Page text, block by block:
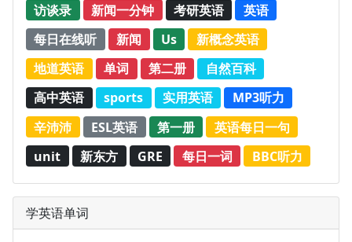
访谈录
新闻一分钟 考研英语
英语
每日在线听
新闻 Us
新概念英语
地道英语
单词 第二册
自然百科
高中英语
sports 实用英语
MP3听力
辛沛沛
ESL英语 第一册
英语每日一句
unit
新东方 GRE 每日一词 BBC听力
学英语单词